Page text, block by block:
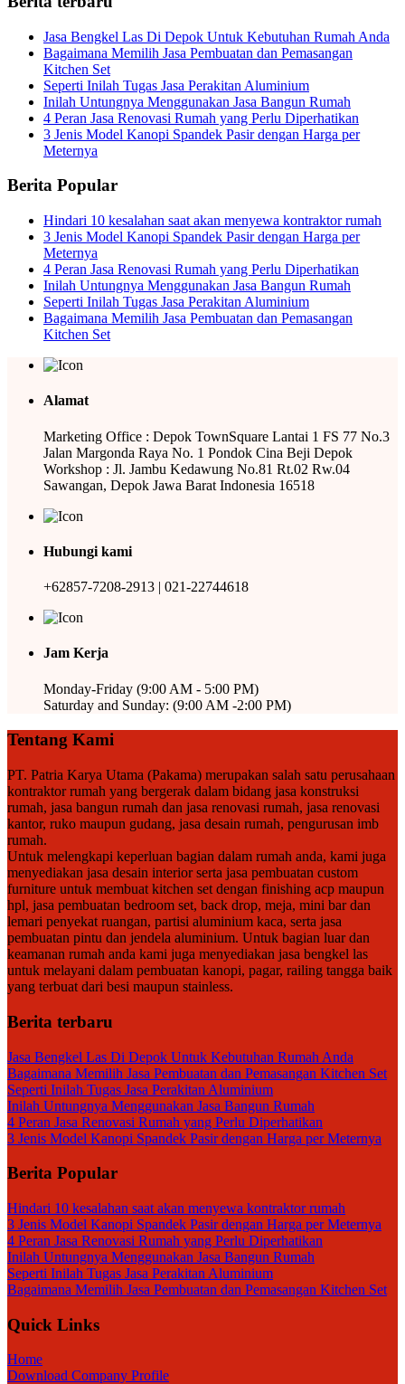
Jasa Bengkel Las Di Depok Untuk Kebutuhan Rumah Anda
Bagaimana Memilih Jasa Pembuatan dan Pemasangan
Kitchen Set
Seperti Inilah Tugas Jasa Perakitan Aluminium
Inilah Untungnya Menggunakan Jasa Bangun Rumah
4 Peran Jasa Renovasi Rumah yang Perlu Diperhatikan
3 Jenis Model Kanopi Spandek Pasir dengan Harga per
Meternya
Berita Popular
Hindari 10 kesalahan saat akan menyewa kontraktor rumah
3 Jenis Model Kanopi Spandek Pasir dengan Harga per
Meternya
4 Peran Jasa Renovasi Rumah yang Perlu Diperhatikan
Inilah Untungnya Menggunakan Jasa Bangun Rumah
Seperti Inilah Tugas Jasa Perakitan Aluminium
Bagaimana Memilih Jasa Pembuatan dan Pemasangan
Kitchen Set
Alamat
Marketing Office : Depok TownSquare Lantai 1 FS 77 No.3
Jalan Margonda Raya No. 1 Pondok Cina Beji Depok
Workshop : Jl. Jambu Kedawung No.81 Rt.02 Rw.04
Sawangan, Depok Jawa Barat Indonesia 16518
Hubungi kami
+62857-7208-2913 | 021-22744618
Jam Kerja
Monday-Friday (9:00 AM - 5:00 PM)
Saturday and Sunday: (9:00 AM -2:00 PM)
Tentang Kami
PT. Patria Karya Utama (Pakama) merupakan salah satu perusahaan
kontraktor rumah yang bergerak dalam bidang jasa konstruksi
rumah, jasa bangun rumah dan jasa renovasi rumah, jasa renovasi
kantor, ruko maupun gudang, jasa desain rumah, pengurusan imb
rumah.
Untuk melengkapi keperluan bagian dalam rumah anda, kami juga
menyediakan jasa desain interior serta jasa pembuatan custom
furniture untuk membuat kitchen set dengan finishing acp maupun
hpl, jasa pembuatan bedroom set, back drop, meja, mini bar dan
lemari penyekat ruangan, partisi aluminium kaca, serta jasa
pembuatan pintu dan jendela aluminium. Untuk bagian luar dan
keamanan rumah anda kami juga menyediakan jasa bengkel las
untuk melayani dalam pembuatan kanopi, pagar, railing tangga baik
yang terbuat dari besi maupun stainless.
Berita terbaru
Jasa Bengkel Las Di Depok Untuk Kebutuhan Rumah Anda
Bagaimana Memilih Jasa Pembuatan dan Pemasangan Kitchen Set
Seperti Inilah Tugas Jasa Perakitan Aluminium
Inilah Untungnya Menggunakan Jasa Bangun Rumah
4 Peran Jasa Renovasi Rumah yang Perlu Diperhatikan
3 Jenis Model Kanopi Spandek Pasir dengan Harga per Meternya
Berita Popular
Hindari 10 kesalahan saat akan menyewa kontraktor rumah
3 Jenis Model Kanopi Spandek Pasir dengan Harga per Meternya
4 Peran Jasa Renovasi Rumah yang Perlu Diperhatikan
Inilah Untungnya Menggunakan Jasa Bangun Rumah
Seperti Inilah Tugas Jasa Perakitan Aluminium
Bagaimana Memilih Jasa Pembuatan dan Pemasangan Kitchen Set
Quick Links
Home
Download Company Profile